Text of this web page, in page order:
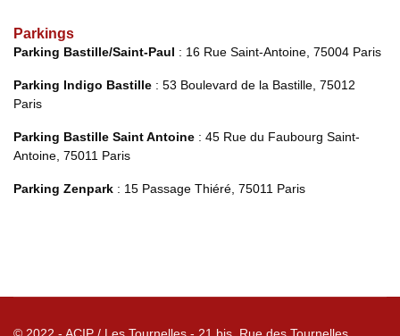
Parkings
Parking Bastille/Saint-Paul : 16 Rue Saint-Antoine, 75004 Paris
Parking Indigo Bastille : 53 Boulevard de la Bastille, 75012
Paris
Parking Bastille Saint Antoine : 45 Rue du Faubourg Saint-
Antoine, 75011 Paris
Parking Zenpark : 15 Passage Thiéré, 75011 Paris